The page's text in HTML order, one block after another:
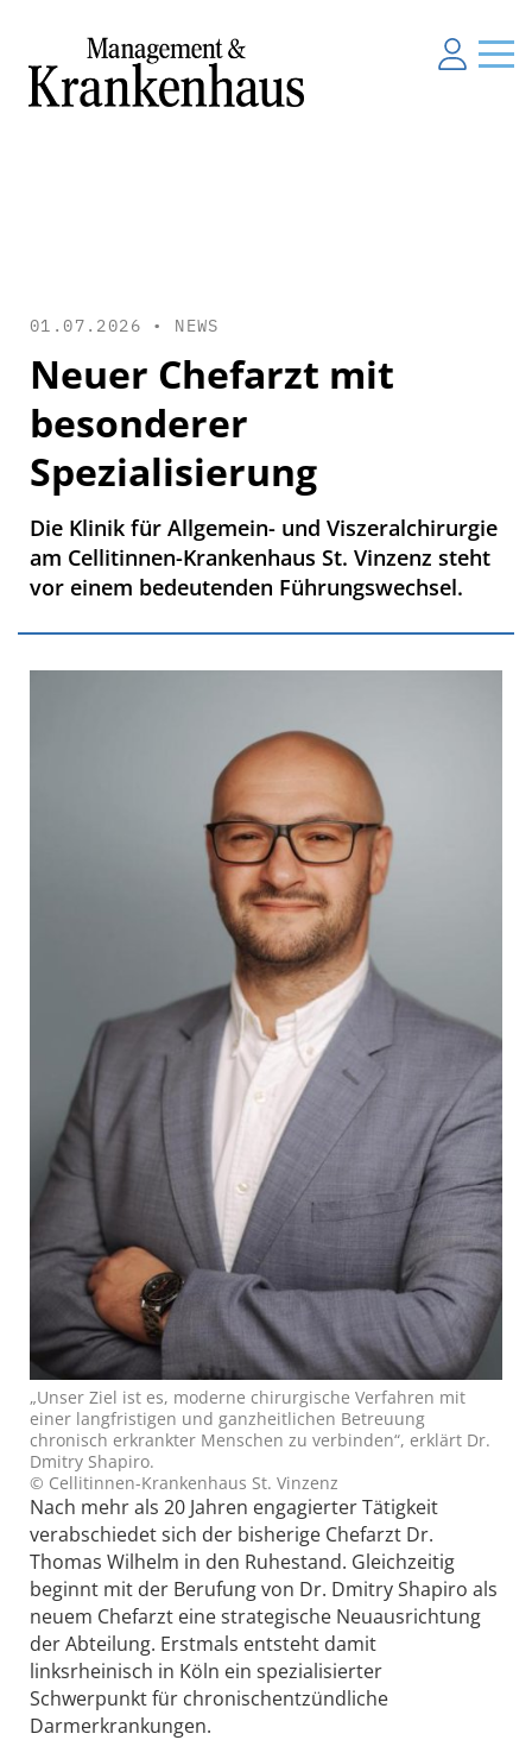
01.07.2026 • NEWS
Neuer Chefarzt mit
besonderer
Spezialisierung
Die Klinik für Allgemein- und Viszeralchirurgie
am Cellitinnen-Krankenhaus St. Vinzenz steht
vor einem bedeutenden Führungswechsel.
„Unser Ziel ist es, moderne chirurgische Verfahren mit
einer langfristigen und ganzheitlichen Betreuung
chronisch erkrankter Menschen zu verbinden“, erklärt Dr.
Dmitry Shapiro.
© Cellitinnen-Krankenhaus St. Vinzenz
Nach mehr als 20 Jahren engagierter Tätigkeit
verabschiedet sich der bisherige Chefarzt Dr.
Thomas Wilhelm in den Ruhestand. Gleichzeitig
beginnt mit der Berufung von Dr. Dmitry Shapiro als
neuem Chefarzt eine strategische Neuausrichtung
der Abteilung. Erstmals entsteht damit
linksrheinisch in Köln ein spezialisierter
Schwerpunkt für chronischentzündliche
Darmerkrankungen.